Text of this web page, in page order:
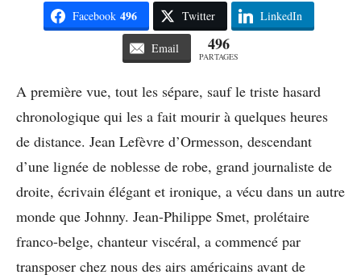
Facebook 496 Twitter LinkedIn
Email 496
PARTAGES
A première vue, tout les sépare, sauf le triste hasard
chronologique qui les a fait mourir à quelques heures
de distance. Jean Lefèvre d’Ormesson, descendant
d’une lignée de noblesse de robe, grand journaliste de
droite, écrivain élégant et ironique, a vécu dans un autre
monde que Johnny. Jean-Philippe Smet, prolétaire
franco-belge, chanteur viscéral, a commencé par
transposer chez nous des airs américains avant de